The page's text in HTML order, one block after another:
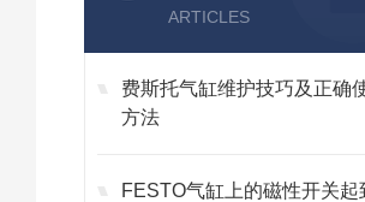
ARTICLES
费斯托气缸维护技巧及正确
方法
FESTO气缸上的磁性开关起